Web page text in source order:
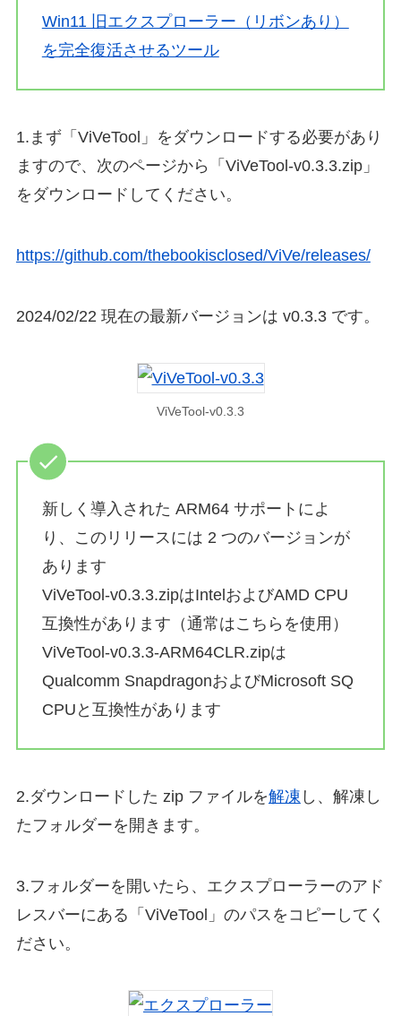
Win11 旧エクスプローラー（リボンあり）
を完全復活させるツール
1.まず「ViVeTool」をダウンロードする必要があり
ますので、次のページから「ViVeTool-v0.3.3.zip」
をダウンロードしてください。
https://github.com/thebookisclosed/ViVe/releases/
2024/02/22 現在の最新バージョンは v0.3.3 です。
ViVeTool-v0.3.3
新しく導入された ARM64 サポートによ
り、このリリースには 2 つのバージョンが
あります
ViVeTool-v0.3.3.zipはIntelおよびAMD CPU
互換性があります（通常はこちらを使用）
ViVeTool-v0.3.3-ARM64CLR.zipは
Qualcomm SnapdragonおよびMicrosoft SQ
CPUと互換性があります
2.ダウンロードした zip ファイルを解凍 し、解凍し
たフォルダーを開きます。
3.フォルダーを開いたら、エクスプローラーのアド
レスバーにある「ViVeTool」のパスをコピーしてく
ださい。